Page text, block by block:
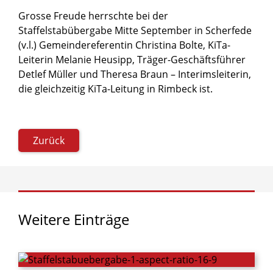
Grosse Freude herrschte bei der
Staffelstabübergabe Mitte September in Scherfede
(v.l.) Gemeindereferentin Christina Bolte, KiTa-
Leiterin Melanie Heusipp, Träger-Geschäftsführer
Detlef Müller und Theresa Braun – Interimsleiterin,
die gleichzeitig KiTa-Leitung in Rimbeck ist.
Zurück
Weitere Einträge